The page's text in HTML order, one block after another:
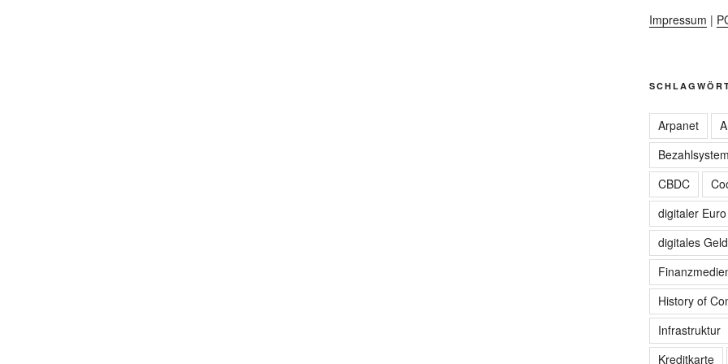
Impressum |
Arpanet
CBDC
digitaler Euro
digitales Geld
History of
Infrastruktur
Kreditkarte